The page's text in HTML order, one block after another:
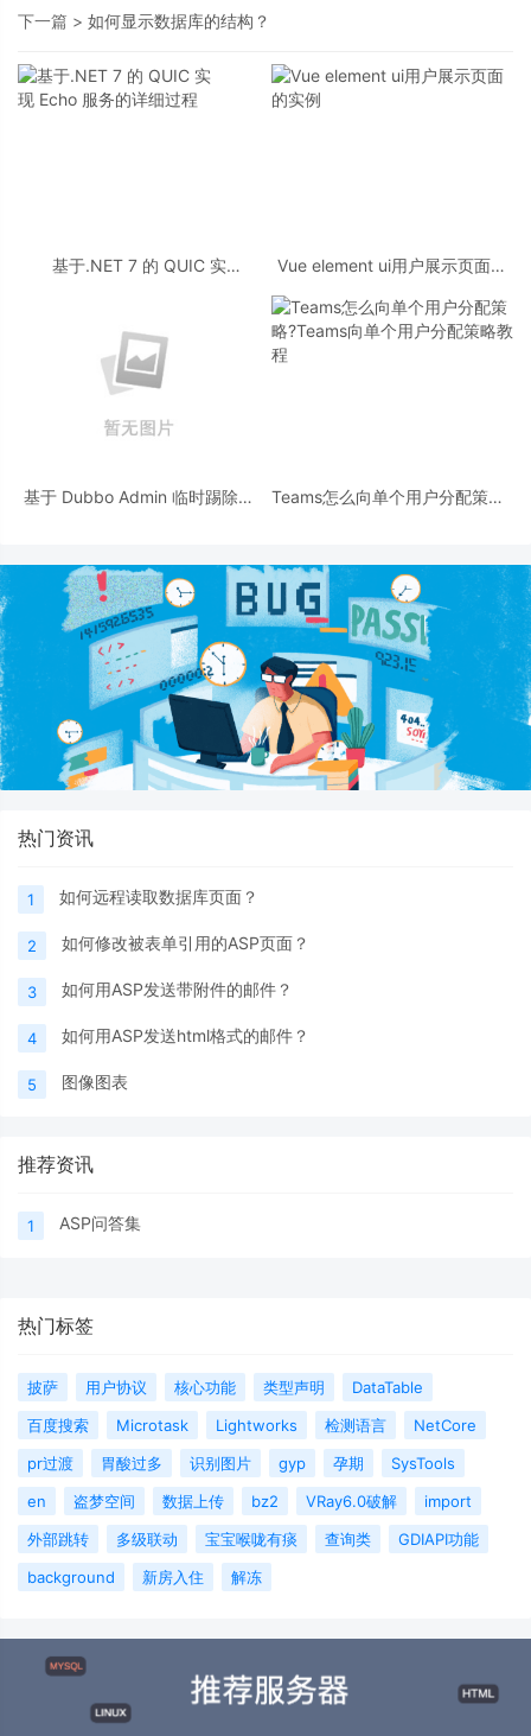
下一篇 > 如何显示数据库的结构？
基于.NET 7 的 QUIC 实
Vue element ui用户展示页面的
基于 Dubbo Admin 临时踢除问
Teams怎么向单个用户分配策略?
热门资讯
1 如何远程读取数据库页面？
2 如何修改被表单引用的ASP页面？
3 如何用ASP发送带附件的邮件？
4 如何用ASP发送html格式的邮件？
5 图像图表
推荐资讯
1 ASP问答集
热门标签
披萨 用户协议 核心功能 类型声明
DataTable
百度搜索
Microtask Lightworks 检测语言
NetCore
pr过渡
胃酸过多 识别图片 gyp 孕期
SysTools
en
盗梦空间 数据上传 bz2 VRay6.0破解
import
外部跳转
多级联动 宝宝喉咙有痰 查询类
GDIAPI功能
background
新房入住 解冻